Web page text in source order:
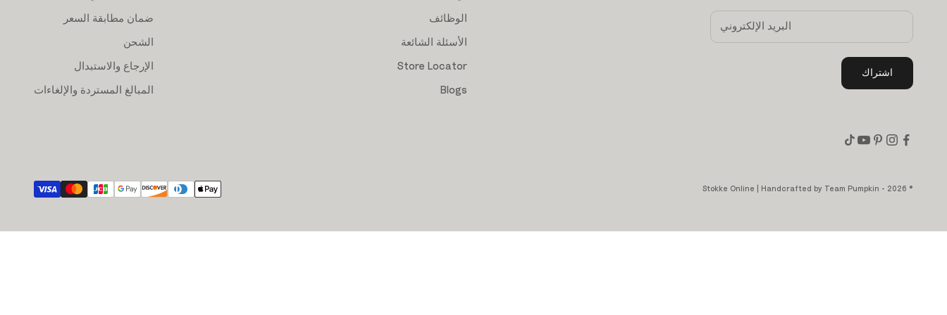
اشتراك
الوظائف
الأسئلة الشائعة
Store Locator
Blogs
ضمان مطابقة السعر
الشحن
الإرجاع والاستبدال
المبالغ المستردة والإلغاءات
© 2026 - Stokke Online | Handcrafted by
Team Pumpkin